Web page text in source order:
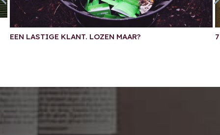
EEN LASTIGE KLANT. LOZEN MAAR?